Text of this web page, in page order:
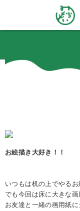
お絵描き 大好き！！
いつもは机の上でやるお
でも今回は床に大きな
お友達と一緒の画用紙